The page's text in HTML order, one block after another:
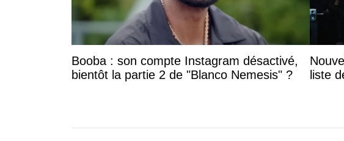
Booba : son compte Instagram désactivé,
bientôt la partie 2 de "Blanco Nemesis" ?
liste